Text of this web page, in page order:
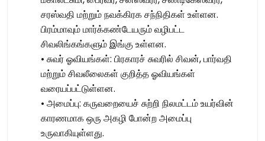
சரஸ்வதி மற்றும் நவக்கிரக சந்நிதிகள் உள்ளன.
பிரம்மாவும் மார்க்கண்டேயரும் வழிபட்ட
சிவலிங்கங்களும் இங்கு உள்ளன.
• சுவர் ஓவியங்கள்: பிரகாரச் சுவரில் சிவன், பார்வதி
மற்றும் சிவலீலைகள் குறித்த ஓவியங்கள்
வரையப்பட்டுள்ளன.
• அமைப்பு: கருவறையைச் சுற்றி நிலமட்டம் உயர்வின்
காரணமாக ஒரு அகழி போன்ற அமைப்பு
உருவாகியுள்ளது.